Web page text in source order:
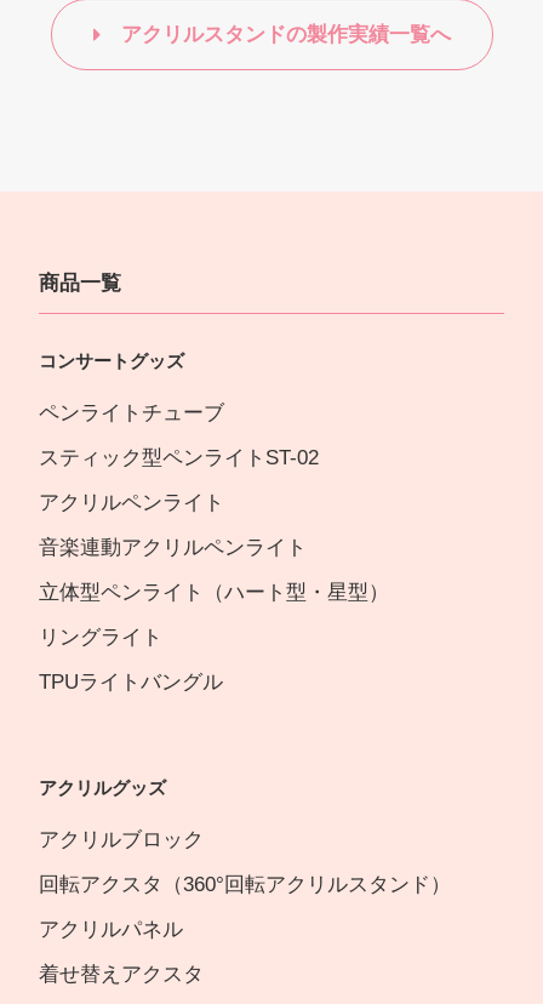
アクリルスタンドの製作実績一覧へ
商品一覧
コンサートグッズ
ペンライトチューブ
スティック型ペンライトST-02
アクリルペンライト
音楽連動アクリルペンライト
立体型ペンライト（ハート型・星型）
リングライト
TPUライトバングル
アクリルグッズ
アクリルブロック
回転アクスタ（360°回転アクリルスタンド）
アクリルパネル
着せ替えアクスタ